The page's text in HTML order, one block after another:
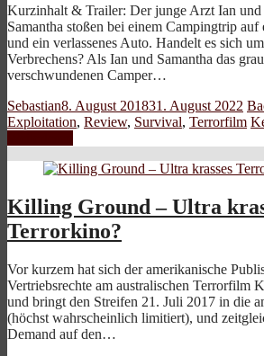
Kurzinhalt & Trailer: Der junge Arzt Ian und
Samantha stoßen bei einem Campingtrip
und ein verlassenes Auto. Handelt es sich
Verbrechens? Als Ian und Samantha das
verschwundenen Camper…
Sebastian8. August 201831. August 2022
Exploitation, Review, Survival, Terrorfilm
Killing Ground – Ultra
Terrorkino?
Vor kurzem hat sich der amerikanische
Vertriebsrechte am australischen Terrorfilm
und bringt den Streifen 21. Juli 2017 in die
(höchst wahrscheinlich limitiert), und
Demand auf den…